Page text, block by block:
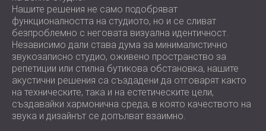
Нашите решения не само подобряват
функционалността на студиото, но и се сливат
безпроблемно с неговата визуална идентичност.
Независимо дали става дума за минималистично
звукозаписно студио, оживено пространство за
репетиции или стилна бутикова обстановка, нашите
акустични решения са създадени да отговарят както
на техническите, така и на естетическите цели,
създавайки хармонична среда, в която качеството на
звука и дизайнът се допълват взаимно.